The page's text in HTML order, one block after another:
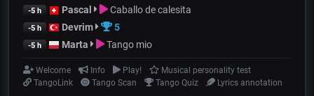
-5 h Pascal Caballo de calesita
-5 h Devrim 5
-5 h Marta Tango mio
Welcome Info Play!
Musical personality test
TangoLink
Tango Scan Tango Quiz Lyrics annotation